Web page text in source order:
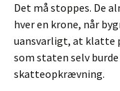
Det må stoppes. De
hver en krone, når
uansvarligt, at klatte
som staten selv
skatteopkrævning.